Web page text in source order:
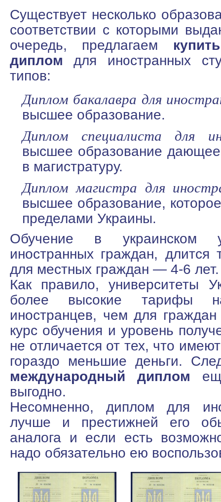
Существует несколько
соответствии с которыми
очередь, предлагаем
диплом для иностранных
типов:
Диплом бакалавра для
высшее образование.
Диплом специалиста для
высшее образование дающее
в магистратуру.
Диплом магистра для
высшее образование,
пределами Украины.
Обучение в украинском
иностранных граждан, длится
для местных граждан — 4-6 лет.
Как правило, университеты
более высокие тарифы
иностранцев, чем для
курс обучения и уровень
не отличается от тех, что
гораздо меньшие деньги.
международный диплом
выгодно.
Несомненно, диплом для
лучше и престижней его
аналога и если есть
надо обязательно ею